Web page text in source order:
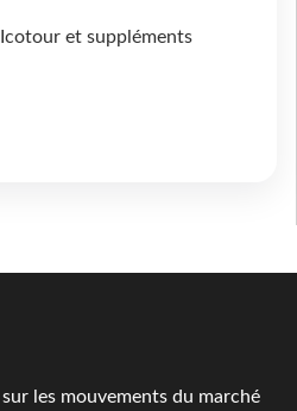
et suppléments
les mouvements du marché